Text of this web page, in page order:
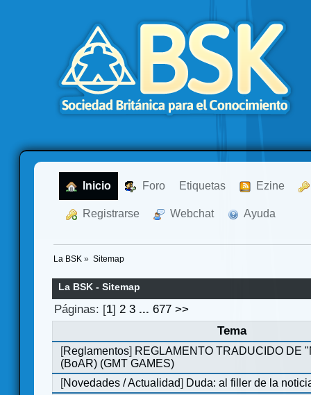
Inicio Foro Etiquetas Ezine
Registrarse Webchat Ayuda
La BSK » Sitemap
La BSK - Sitemap
Páginas: [1]2 3 ...677 >>
Tema
[Reglamentos] REGLAMENTO TRADUCIDO DE
(BoAR) (GMT GAMES)
[Novedades / Actualidad] Duda: al filler de la